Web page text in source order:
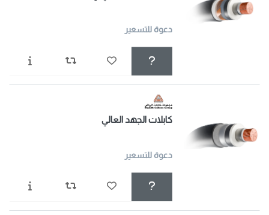
دعوة للتسعير
كابلات الجهد العالي
دعوة للتسعير